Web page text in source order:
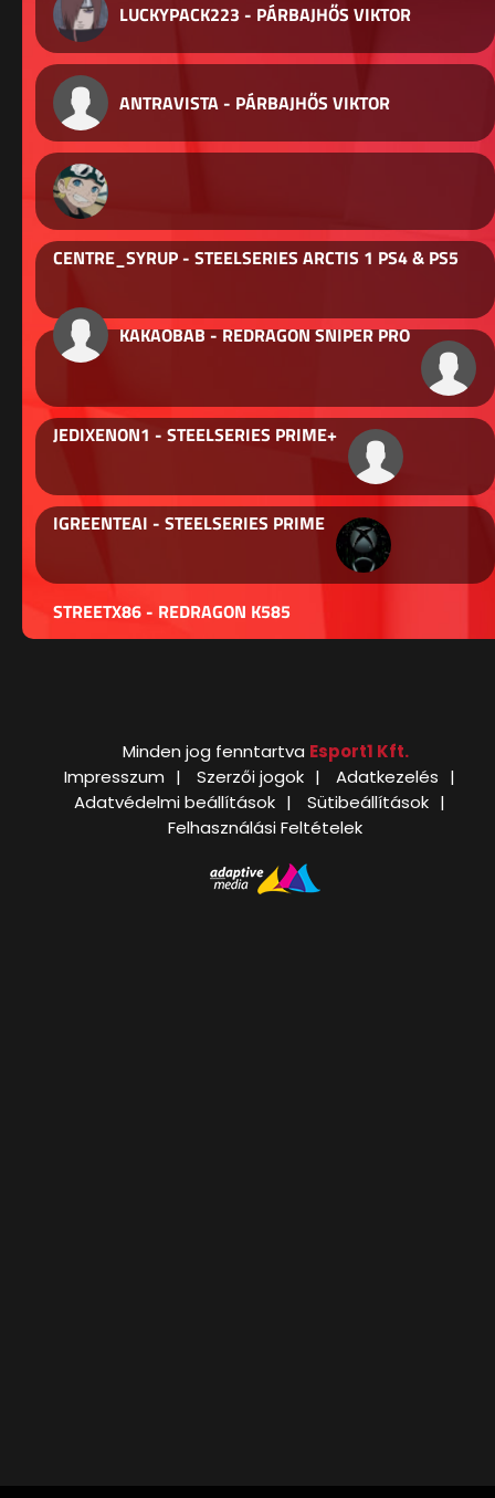
LUCKYPACK223 - PÁRBAJHŐS VIKTOR
ANTRAVISTA - PÁRBAJHŐS VIKTOR
CENTRE_SYRUP - STEELSERIES ARCTIS 1 PS4 & PS5
KAKAOBAB - REDRAGON SNIPER PRO
JEDIXENON1 - STEELSERIES PRIME+
IGREENTEAI - STEELSERIES PRIME
STREETX86 - REDRAGON K585
Minden jog fenntartva Esport1 Kft.
Impresszum
Szerzői jogok
Adatkezelés
Adatvédelmi beállítások
Sütibeállítások
Felhasználási Feltételek